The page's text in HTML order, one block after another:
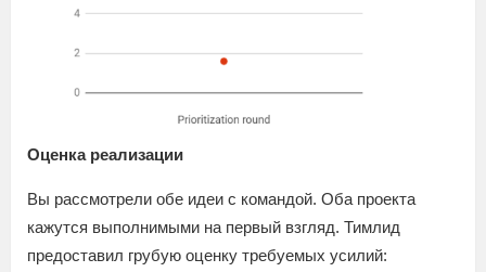
Оценка реализации
Вы рассмотрели обе идеи с командой. Оба проекта
кажутся выполнимыми на первый взгляд. Тимлид
предоставил грубую оценку требуемых усилий: